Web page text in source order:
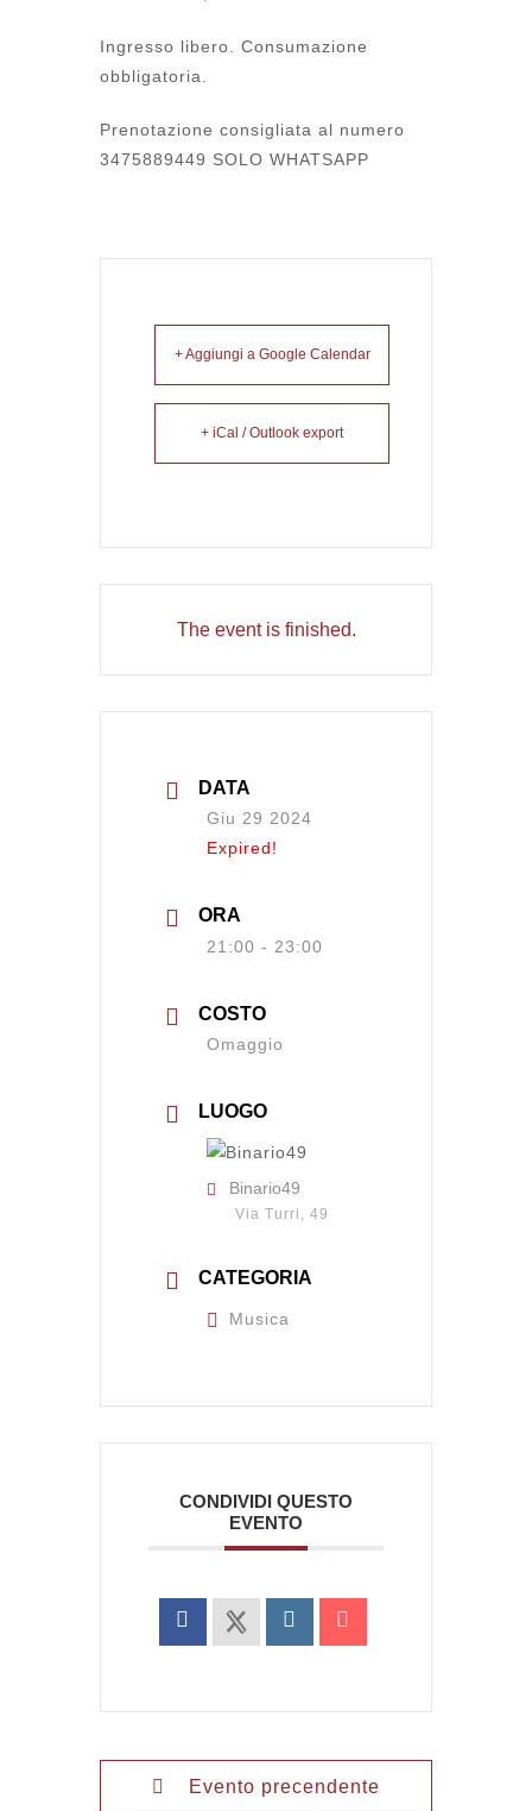
Ingresso libero. Consumazione
obbligatoria.
Prenotazione consigliata al numero
3475889449 SOLO WHATSAPP
+ Aggiungi a Google Calendar
+ iCal / Outlook export
The event is finished.
DATA
Giu 29 2024
Expired!
ORA
21:00 - 23:00
COSTO
Omaggio
LUOGO
Binario49
Via Turri, 49
CATEGORIA
Musica
CONDIVIDI QUESTO
EVENTO
Evento precendente